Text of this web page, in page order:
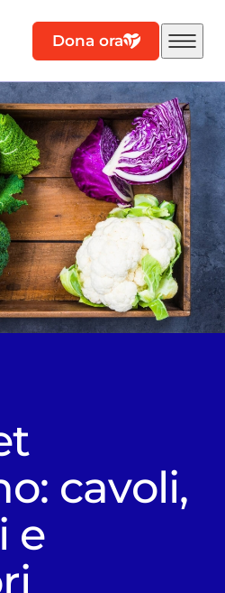
Dona ora
cavoli,
e